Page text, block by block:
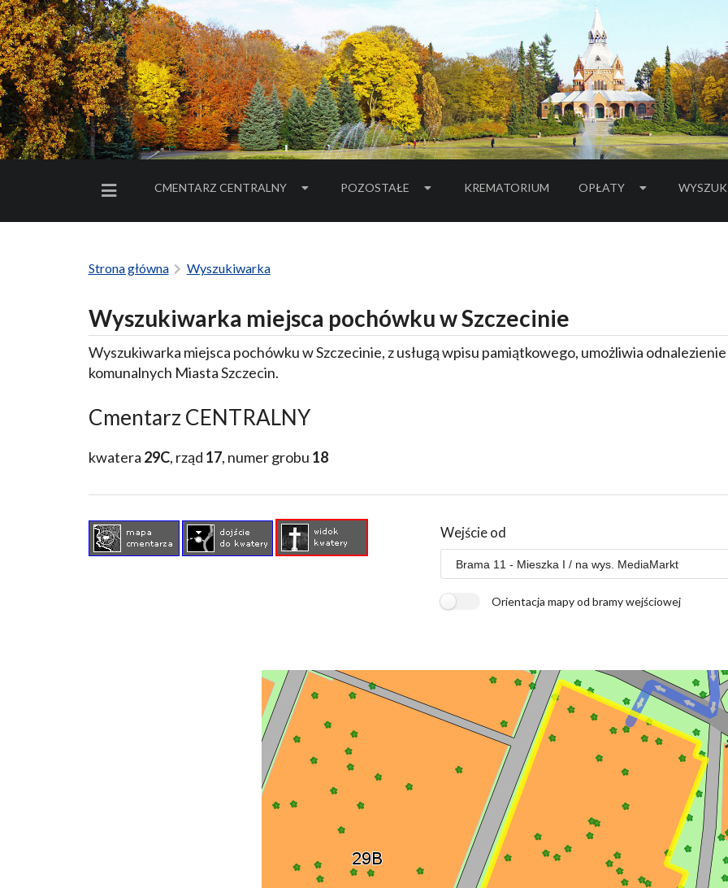
MENU BOCZNE
CMENTARZ CENTRALNY POZOSTAŁE KREMATORIUM OPŁATY
Strona główna Wyszukiwarka
Wyszukiwarka miejsca pochówku w Szczecinie
Wyszukiwarka miejsca pochówku w Szczecinie, z usługą wpisu pamiątkowego, umożliwia
komunalnych Miasta Szczecin.
Cmentarz CENTRALNY
kwatera 29C, rząd 17, numer grobu 18
Wejście od
Orientacja mapy od bramy wejściowej